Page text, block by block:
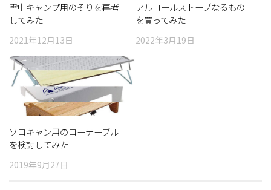
雪中キャンプ用のそりを再考
してみた
2021年12月13日
アルコールストーブなるもの
を買ってみた
2022年3月19日
ソロキャン用のローテーブル
を検討してみた
2019年9月27日